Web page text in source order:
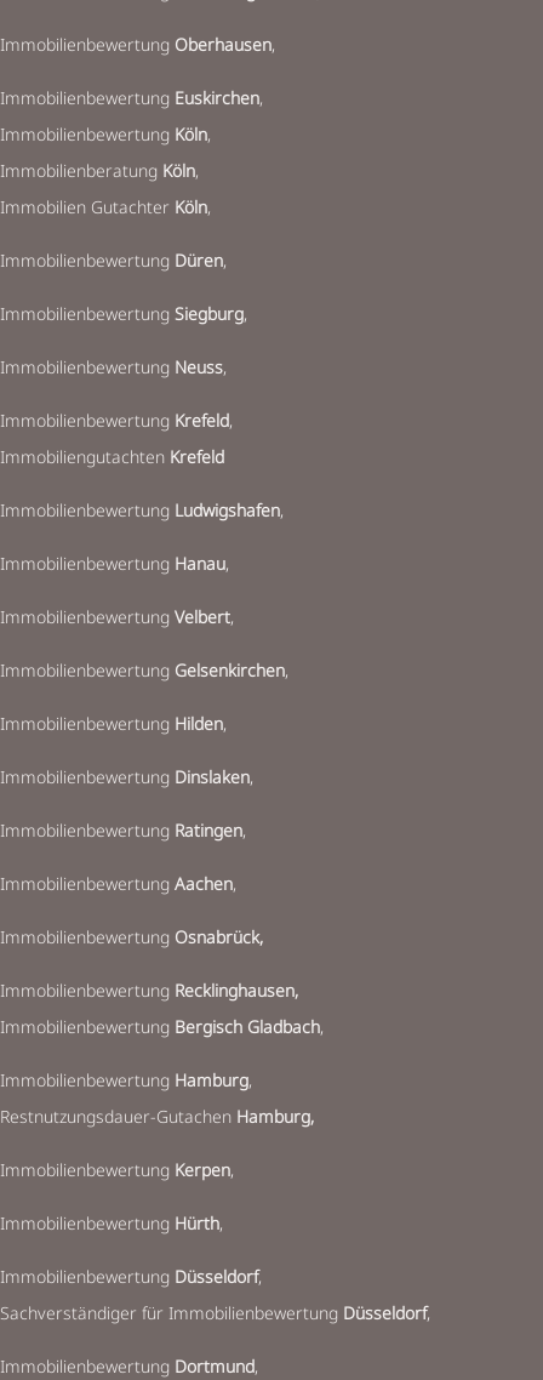
Immobilienbewertung Oberhausen,
Immobilienbewertung Euskirchen,
Immobilienbewertung Köln,
Immobilienberatung Köln,
Immobilien Gutachter Köln,
Immobilienbewertung Düren,
Immobilienbewertung Siegburg,
Immobilienbewertung Neuss,
Immobilienbewertung Krefeld,
Immobiliengutachten Krefeld
Immobilienbewertung Ludwigshafen,
Immobilienbewertung Hanau,
Immobilienbewertung Velbert,
Immobilienbewertung Gelsenkirchen,
Immobilienbewertung Hilden,
Immobilienbewertung Dinslaken,
Immobilienbewertung Ratingen,
Immobilienbewertung Aachen,
Immobilienbewertung Osnabrück,
Immobilienbewertung Recklinghausen,
Immobilienbewertung Bergisch Gladbach,
Immobilienbewertung Hamburg,
Restnutzungsdauer-Gutachen Hamburg,
Immobilienbewertung Kerpen,
Immobilienbewertung Hürth,
Immobilienbewertung Düsseldorf,
Sachverständiger für Immobilienbewertung Düsseldorf,
Immobilienbewertung Dortmund,